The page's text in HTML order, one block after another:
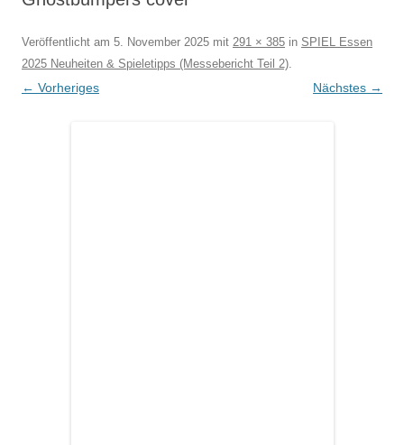
Veröffentlicht am 5. November 2025 mit 291 × 385 in SPIEL Essen
2025 Neuheiten & Spieletipps (Messebericht Teil 2).
← Vorheriges Nächstes →